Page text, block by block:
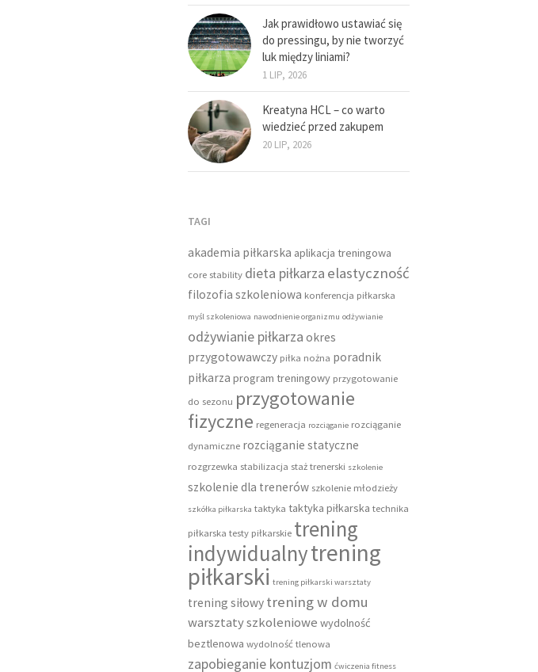
Jak prawidłowo ustawiać się
do pressingu, by nie tworzyć
luk między liniami?
1 LIP, 2026
Kreatyna HCL – co warto
wiedzieć przed zakupem
20 LIP, 2026
TAGI
akademia piłkarska aplikacja treningowa
core stability dieta piłkarza elastyczność
filozofia szkoleniowa konferencja piłkarska
myśl szkoleniowa nawodnienie organizmu odżywianie
odżywianie piłkarza okres
przygotowawczy piłka nożna poradnik
piłkarza program treningowy przygotowanie
do sezonu przygotowanie
fizyczne regeneracja rozciąganie rozciąganie
dynamiczne rozciąganie statyczne
rozgrzewka stabilizacja staż trenerski szkolenie
szkolenie dla trenerów szkolenie młodzieży
szkółka piłkarska taktyka taktyka piłkarska technika
piłkarska testy piłkarskie trening
indywidualnytrening
piłkarski trening piłkarski warsztaty
trening siłowy trening w domu
warsztaty szkoleniowe wydolność
beztlenowa wydolność tlenowa
zapobieganie kontuzjom ćwiczenia fitness